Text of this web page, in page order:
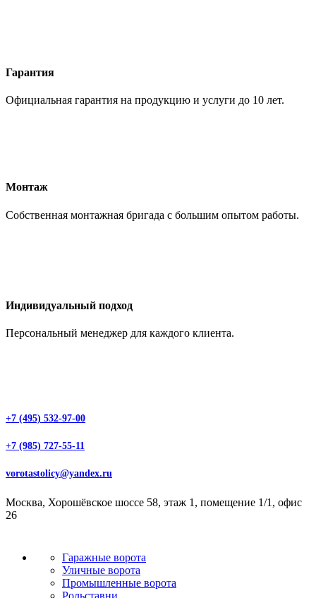
Гарантия
Официальная гарантия на продукцию и услуги до 10 лет.
Монтаж
Собственная монтажная бригада с большим опытом работы.
Индивидуальный подход
Персональный менеджер для каждого клиента.
+7 (495) 532-97-00
+7 (985) 727-55-11
vorotastolicy@yandex.ru
Москва, Хорошёвское шоссе 58, этаж 1, помещение 1/1, офис
26
Гаражные ворота
Уличные ворота
Промышленные ворота
Рольставни